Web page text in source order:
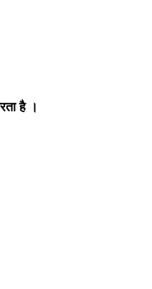
है ।